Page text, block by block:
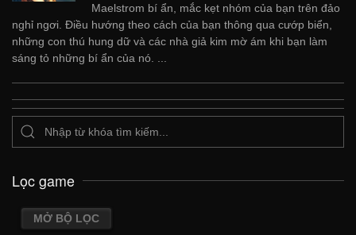
Maelstrom bí ẩn, mắc kẹt nhóm của bạn trên đảo
nghỉ ngơi. Điều hướng theo cách của bạn thông qua cướp biển,
những con thú hung dữ và các nhà giả kim mờ ám khi bạn làm
sáng tỏ những bí ẩn của nó. ...
Lọc game
MỞ BỘ LỌC